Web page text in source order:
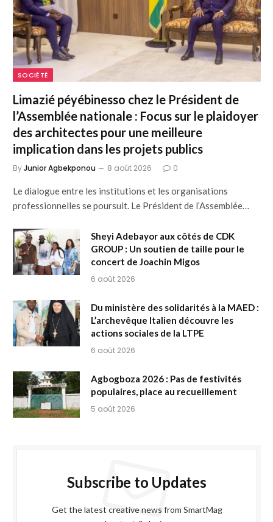
SOCIÉTÉ
Limazié péyébinesso chez le Président de
l’Assemblée nationale : Focus sur le plaidoyer
des architectes pour une meilleure
implication dans les projets publics
ByJunior Agbekponou 8 août 2026 0
Le dialogue entre les institutions et les organisations
professionnelles se poursuit. Le Président de l’Assemblée…
Sheyi Adebayor aux côtés de CDK
GROUP : Un soutien de taille pour le
concert de Joachin Migos
6 août 2026
Du ministère des solidarités à la MAED :
L’archevêque Italien découvre les
actions sociales de la LTPE
6 août 2026
Agbogboza 2026 : Pas de festivités
populaires, place au recueillement
5 août 2026
Subscribe to Updates
Get the latest creative news from SmartMag